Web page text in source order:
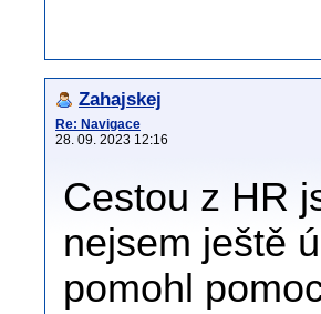
Zahajskej
Re: Navigace
28. 09. 2023 12:16
Cestou z HR
nejsem ještě
pomohl